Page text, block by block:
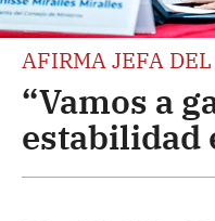
AFIRMA JEFA
“Vamos a
estabilidad